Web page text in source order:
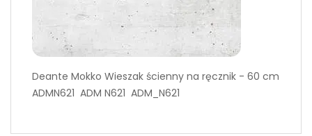
Deante Mokko Wieszak ścienny na ręcznik - 60 cm
ADMN621 ADM N621 ADM_N621